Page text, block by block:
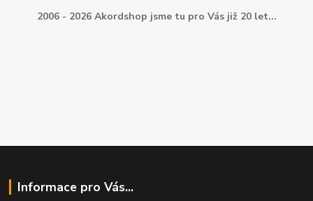
2006 - 2026 Akordshop jsme tu pro Vás již 20 let...
Informace pro Vás...